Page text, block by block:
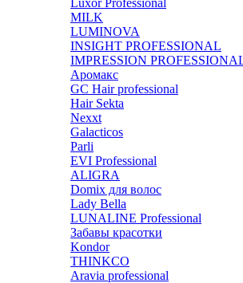
Luxor Professional
MILK
LUMINOVA
INSIGHT PROFESSIONAL
IMPRESSION
Аромакс
GC Hair professional
Hair Sekta
Nexxt
Galacticos
Parli
EVI Professional
ALIGRA
Domix для волос
Lady Bella
LUNALINE Professional
Забавы красотки
Kondor
THINKCO
Aravia professional